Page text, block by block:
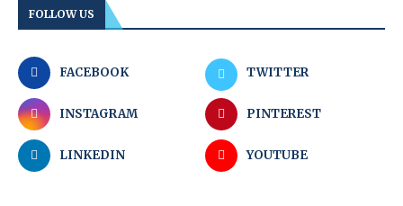
FOLLOW US
FACEBOOK TWITTER
INSTAGRAM PINTEREST
LINKEDIN YOUTUBE